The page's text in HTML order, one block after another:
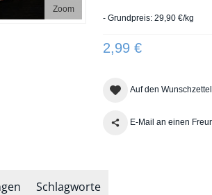
Zoom
- Grundpreis: 29,90 €/kg
2,99 €
Auf den Wunschzettel
E-Mail an einen
Schlagworte